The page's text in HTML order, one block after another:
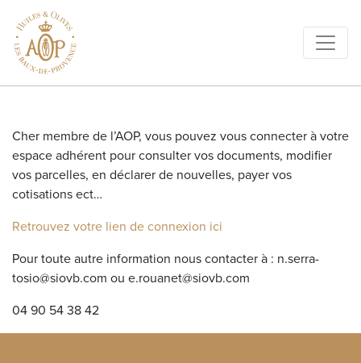
Cher membre de l’AOP, vous pouvez vous connecter à votre
espace adhérent pour consulter vos documents, modifier
vos parcelles, en déclarer de nouvelles, payer vos
cotisations ect…
Retrouvez votre lien de connexion ici
Pour toute autre information nous contacter à : n.serra-
tosio@siovb.com ou e.rouanet@siovb.com
04 90 54 38 42